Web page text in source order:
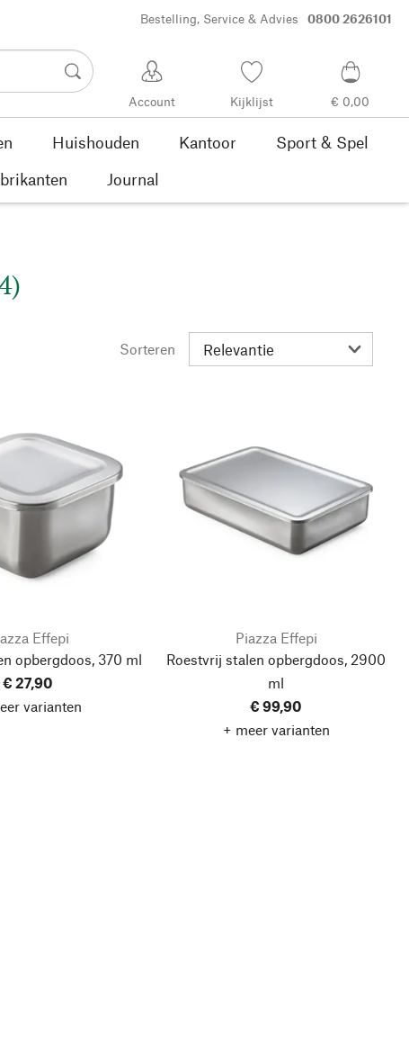
Bestelling, Service & Advies 0800 2626101
Account Kijklijst € 0,00
Huishouden Kantoor
Sport & Spel
Journal
Sorteren
Effepi
opbergdoos, 370 ml
€ 27,90
varianten
Piazza Effepi
Roestvrij stalen opbergdoos, 2900
ml
€ 99,90
+ meer varianten